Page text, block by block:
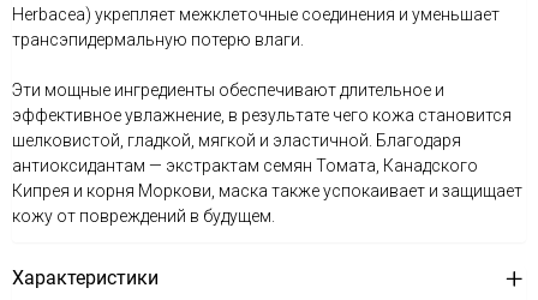
Herbacea) укрепляет межклеточные соединения и уменьшает
трансэпидермальную потерю влаги.
Эти мощные ингредиенты обеспечивают длительное и
эффективное увлажнение, в результате чего кожа становится
шелковистой, гладкой, мягкой и эластичной. Благодаря
антиоксидантам — экстрактам семян Томата, Канадского
Кипрея и корня Моркови, маска также успокаивает и защищает
кожу от повреждений в будущем.
Характеристики